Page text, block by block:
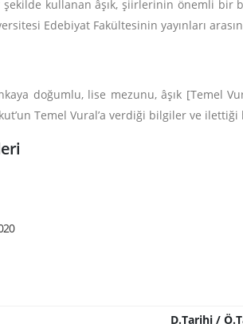
şekilde kullanan âşık, şiirlerinin önemli
Edebiyat Fakültesinin yayınları
doğumlu, lise mezunu, âşık [Temel
Temel Vural’a verdiği bilgiler ve ilettiği
D.Tarihi /